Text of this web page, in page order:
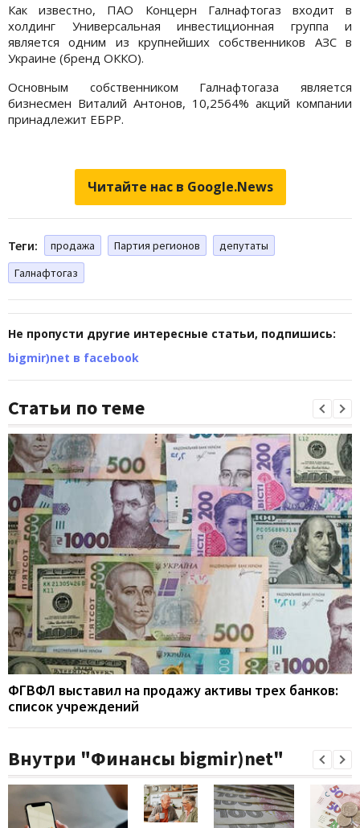
Как известно, ПАО Концерн Галнафтогаз входит в
холдинг Универсальная инвестиционная группа и
является одним из крупнейших собственников АЗС в
Украине (бренд ОККО).
Основным собственником Галнафтогаза является
бизнесмен Виталий Антонов, 10,2564% акций компании
принадлежит ЕБРР.
Читайте нас в Google.News
Теги: продажа Партия регионов
депутаты
Галнафтогаз
Не пропусти другие интересные статьи, подпишись:
bigmir)net в facebook
Статьи по теме
ФГВФЛ выставил на продажу активы трех банков:
список учреждений
Внутри "Финансы bigmir)net"